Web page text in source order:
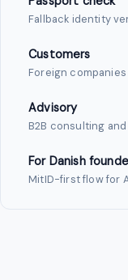
Fallback identity
Customers
Foreign
Advisory
B2B consulting
For Danish
MitID-first flow for